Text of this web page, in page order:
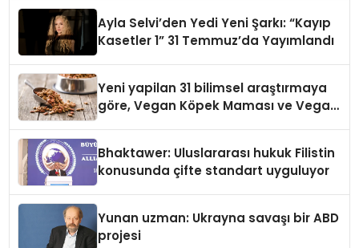
Ayla Selvi’den Yedi Yeni Şarkı: “Kayıp
Kasetler 1” 31 Temmuz’da Yayımlandı
Yeni yapilan 31 bilimsel araştırmaya
göre, Vegan Köpek Maması ve Vegan
Bhaktawer: Uluslararası hukuk Filistin
konusunda çifte standart uyguluyor
Yunan uzman: Ukrayna savaşı bir ABD
projesi